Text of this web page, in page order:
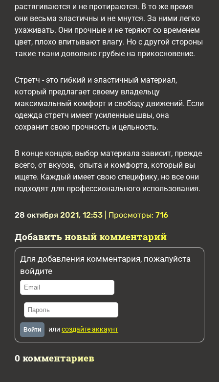
растягиваются и не протираются. В то же время
они весьма эластичны и не мнутся. За ними легко
ухаживать. Они прочные и не теряют со временем
цвет, плохо впитывают влагу. Но с другой стороны
такие ткани довольно грубые на прикосновение.
Стретч - это гибкий и эластичный материал,
который предлагает своему владельцу
максимальный комфорт и свободу движений. Если
одежда стретч имеет усиленные швы, она
сохранит свою прочность и цельность.
В конце концов, выбор материала зависит, прежде
всего, от вкусов, опыта и комфорта, который вы
ищете. Каждый имеет свою специфику, но все они
подходят для профессионального использования.
28 октября 2021, 12:53 | Просмотры: 716
Добавить новый комментарий
Для добавления комментария, пожалуйста
войдите
Войти или создайте аккаунт
0 комментариев